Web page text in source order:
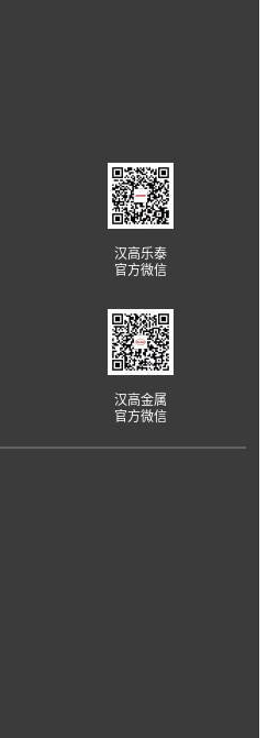
汉高乐泰
官方微信
汉高金属
官方微信